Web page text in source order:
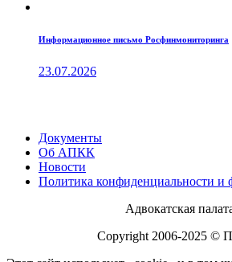
Информационное письмо Росфинмониторинга
23.07.2026
Документы
Об АПКК
Новости
Политика конфиденциальности и
Адвокатская
Copyright 2006-2025 ©